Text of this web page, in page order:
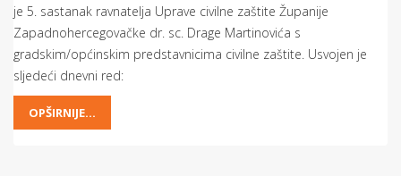
je 5. sastanak ravnatelja Uprave civilne zaštite Županije
Zapadnohercegovačke dr. sc. Drage Martinovića s
gradskim/općinskim predstavnicima civilne zaštite. Usvojen je
sljedeći dnevni red:
OPŠIRNIJE...